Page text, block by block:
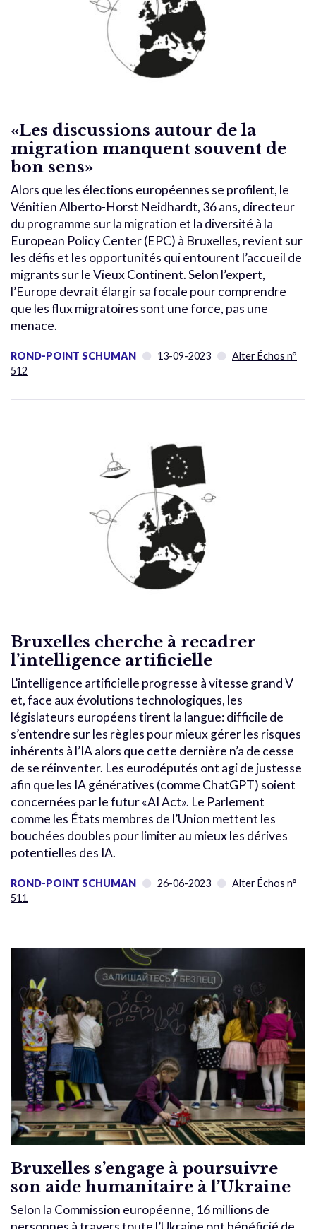
«Les discussions autour de la
migration manquent souvent de
bon sens»
Alors que les élections européennes se profilent, le
Vénitien Alberto-Horst Neidhardt, 36 ans, directeur
du programme sur la migration et la diversité à la
European Policy Center (EPC) à Bruxelles, revient sur
les défis et les opportunités qui entourent l’accueil de
migrants sur le Vieux Continent. Selon l’expert,
l’Europe devrait élargir sa focale pour comprendre
que les flux migratoires sont une force, pas une
menace.
ROND-POINT SCHUMAN 13-09-2023
Alter Échos n°
512
Bruxelles cherche à recadrer
l’intelligence artificielle
L’intelligence artificielle progresse à vitesse grand V
et, face aux évolutions technologiques, les
législateurs européens tirent la langue: difficile de
s’entendre sur les règles pour mieux gérer les risques
inhérents à l’IA alors que cette dernière n’a de cesse
de se réinventer. Les eurodéputés ont agi de justesse
afin que les IA génératives (comme ChatGPT) soient
concernées par le futur «AI Act». Le Parlement
comme les États membres de l’Union mettent les
bouchées doubles pour limiter au mieux les dérives
potentielles des IA.
ROND-POINT SCHUMAN 26-06-2023
Alter Échos n°
511
Bruxelles s’engage à poursuivre
son aide humanitaire à l’Ukraine
Selon la Commission européenne, 16 millions de